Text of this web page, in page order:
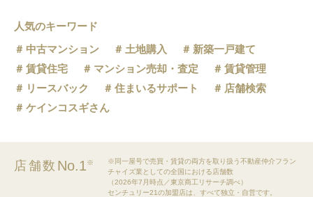
人気のキーワード
中古マンション
土地購入
新築一戸建て
賃貸住宅
マンション売却・査定
賃貸管理
リースバック
住まいるサポート
店舗検索
ケインコスギさん
店舗数 No.1※
※同一屋号で売買・賃貸の両方を取り扱う不動産仲介フラン
チャイズ業としての全国における店舗数
（2026年7月時点／東京商工リサーチ調べ）
センチュリー21の加盟店は、すべて独立・自営です。